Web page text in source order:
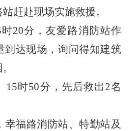
赶赴现场实施救援。
20分，友爱路消防站作
到达现场，询问得知建筑
15时50分，先后救出2名
幸福路消防站、特勤站及